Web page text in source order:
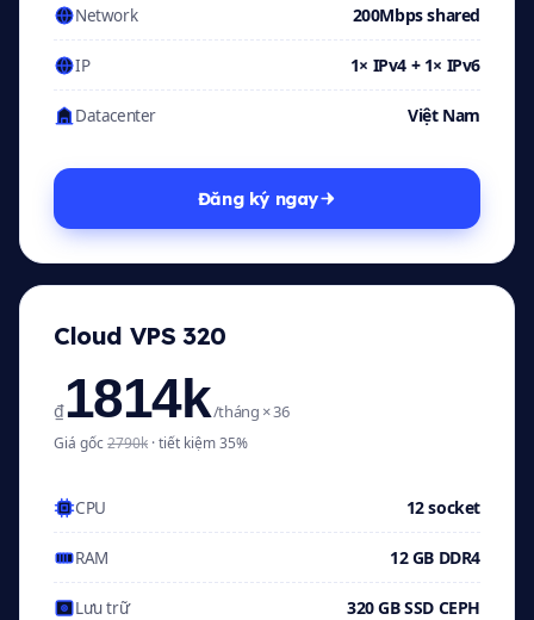
Network 200Mbps shared
IP 1× IPv4 + 1× IPv6
Datacenter Việt Nam
Đăng ký ngay
Cloud VPS 320
₫1814k/tháng × 36
Giá gốc2790k · tiết kiệm 35%
CPU 12 socket
RAM 12 GB DDR4
Lưu trữ 320 GB SSD CEPH